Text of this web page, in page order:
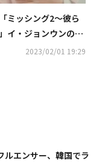
ミッシング2～彼ら
イ・ジョンウンの死
かに…すべての霊は無
2023/02/01 19:29
ルエンサー、韓国でラ